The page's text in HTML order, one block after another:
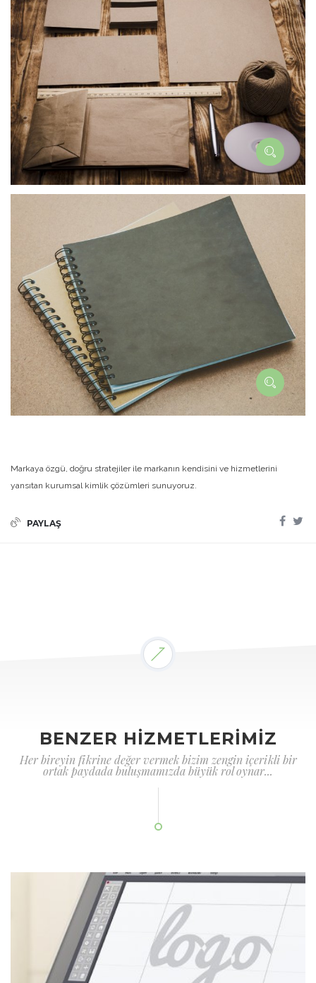
Markaya özgü, doğru stratejiler ile markanın kendisini ve hizmetlerini
yansıtan kurumsal kimlik çözümleri sunuyoruz.
PAYLAŞ
BENZER HİZMETLERİMİZ
Her bireyin fikrine değer vermek bizim zengin içerikli bir
ortak paydada buluşmamızda büyük rol oynar...